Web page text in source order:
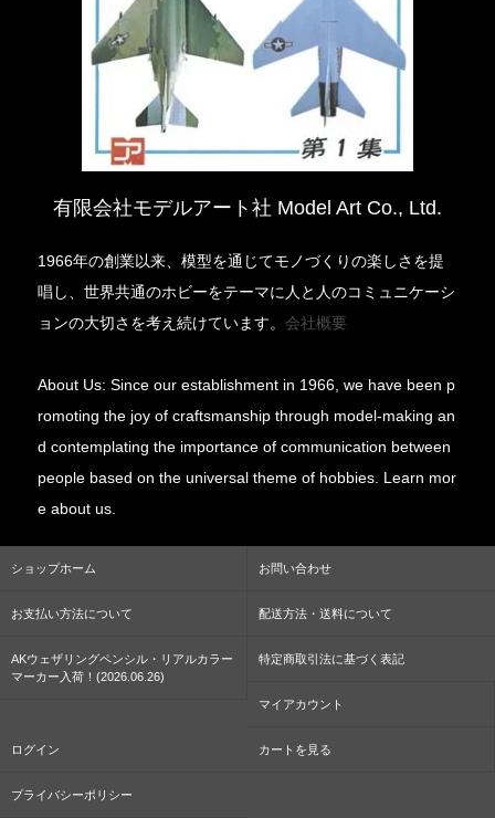
有限会社モデルアート社 Model Art Co., Ltd.
1966年の創業以来、模型を通じてモノづくりの楽しさを提
唱し、世界共通のホビーをテーマに人と人のコミュニケーシ
ョンの大切さを考え続けています。会社概要
About Us: Since our establishment in 1966, we have been p
romoting the joy of craftsmanship through model-making an
d contemplating the importance of communication between
people based on the universal theme of hobbies. Learn mor
e about us.
ショップホーム お問い合わせ
お支払い方法について 配送方法・送料について
AKウェザリングペンシル・リアルカラー
マーカー入荷！(2026.06.26)
特定商取引法に基づく表記
マイアカウント
ログイン カートを見る
プライバシーポリシー